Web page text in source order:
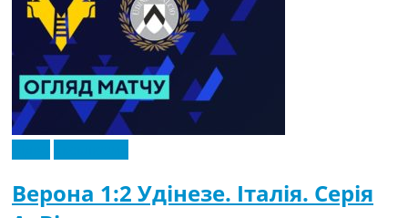
Верона 1:2 Удінезе. Італія. Серія